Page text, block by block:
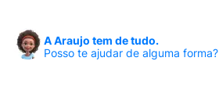
A Araujo tem de tudo.
Posso te ajudar de alguma forma?